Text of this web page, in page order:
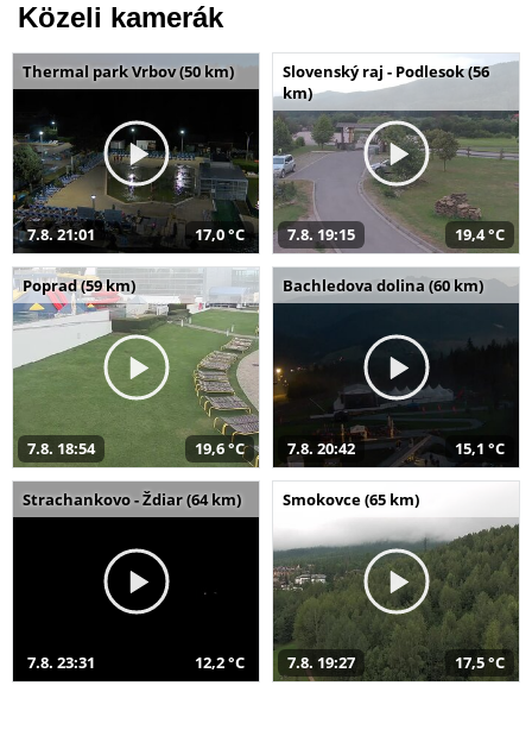
Közeli kamerák
Thermal park Vrbov (50 km)
7.8. 21:01 17,0 °C
Slovenský raj - Podlesok (56
km)
7.8. 19:15 19,4 °C
Poprad (59 km)
7.8. 18:54 19,6 °C
Bachledova dolina (60 km)
7.8. 20:42 15,1 °C
Strachankovo - Ždiar (64 km)
7.8. 23:31 12,2 °C
Smokovce (65 km)
7.8. 19:27 17,5 °C